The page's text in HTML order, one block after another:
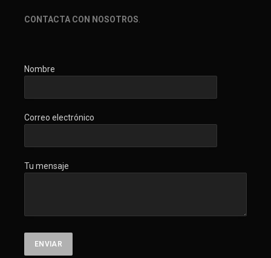
CONTACTA CON NOSOTROS
Nombre
Correo electrónico
Tu mensaje